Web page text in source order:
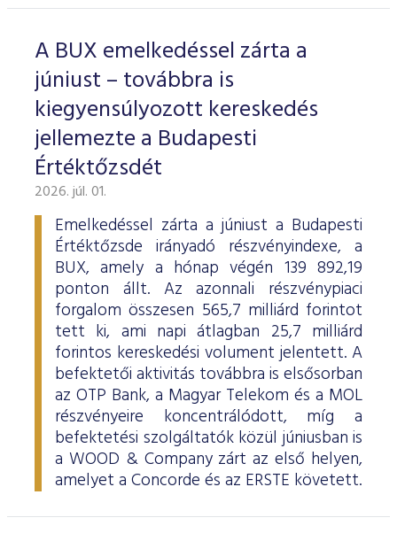
A BUX emelkedéssel zárta a
júniust – továbbra is
kiegyensúlyozott kereskedés
jellemezte a Budapesti
Értéktőzsdét
2026. júl. 01.
Emelkedéssel zárta a júniust a Budapesti
Értéktőzsde irányadó részvényindexe, a
BUX, amely a hónap végén 139 892,19
ponton állt. Az azonnali részvénypiaci
forgalom összesen 565,7 milliárd forintot
tett ki, ami napi átlagban 25,7 milliárd
forintos kereskedési volument jelentett. A
befektetői aktivitás továbbra is elsősorban
az OTP Bank, a Magyar Telekom és a MOL
részvényeire koncentrálódott, míg a
befektetési szolgáltatók közül júniusban is
a WOOD & Company zárt az első helyen,
amelyet a Concorde és az ERSTE követett.